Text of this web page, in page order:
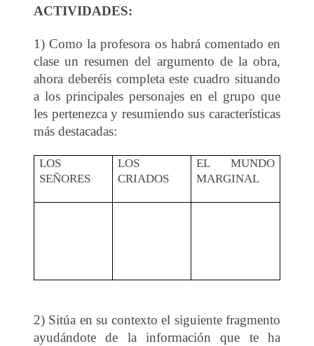
ACTIVIDADES:
1) Como la profesora os habrá comentado en
clase un resumen del argumento de la obra,
ahora deberéis completa este cuadro situando
a los principales personajes en el grupo que
les pertenezca y resumiendo sus características
más destacadas:
LOS
SEÑORES
LOS
CRIADOS
EL MUNDO
MARGINAL
2) Sitúa en su contexto el siguiente fragmento
ayudándote de la información que te ha